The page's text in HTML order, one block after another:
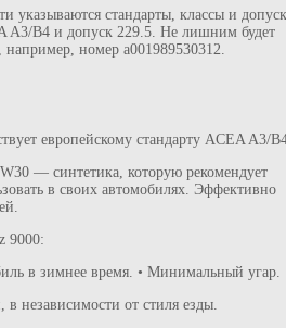
указываются стандарты, классы и
A3/B4 и допуск 229.5. Не лишним будет
например, номер a001989530312.
европейскому стандарту ACEA A3/
— синтетика, которую рекомендует
в своих автомобилях. Эффективно
9000:
в зимнее время. • Минимальный угар.
в независимости от стиля езды.